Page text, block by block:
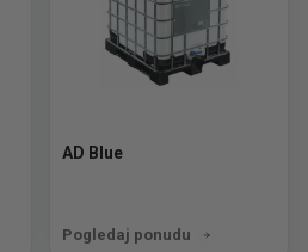
AD Blue
Pogledaj ponudu